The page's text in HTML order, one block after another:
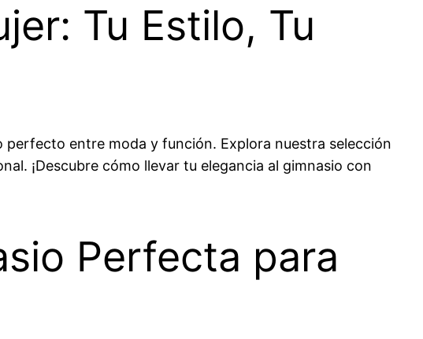
Tu Estilo, Tu
perfecto entre moda y función. Explora nuestra selección
¡Descubre cómo llevar tu elegancia al gimnasio con
Perfecta para